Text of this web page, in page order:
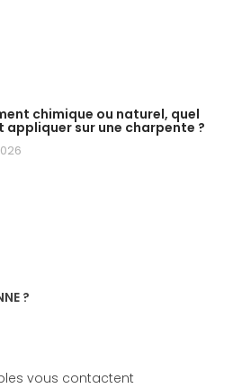
chimique ou naturel, quel
appliquer sur une charpente ?
?
vous contactent